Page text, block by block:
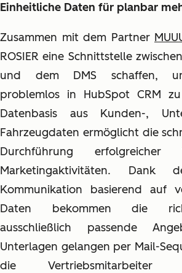
Einheitliche Daten für planbar
Zusammen mit dem Partner
ROSIER eine Schnittstelle
und dem DMS schaffen,
problemlos in HubSpot CRM
Datenbasis aus Kunden-,
Fahrzeugdaten ermöglicht die
Durchführung erfolgreicher
Marketingaktivitäten. Dank
Kommunikation basierend auf
Daten bekommen die
ausschließlich passende
Unterlagen gelangen per Mail-
die